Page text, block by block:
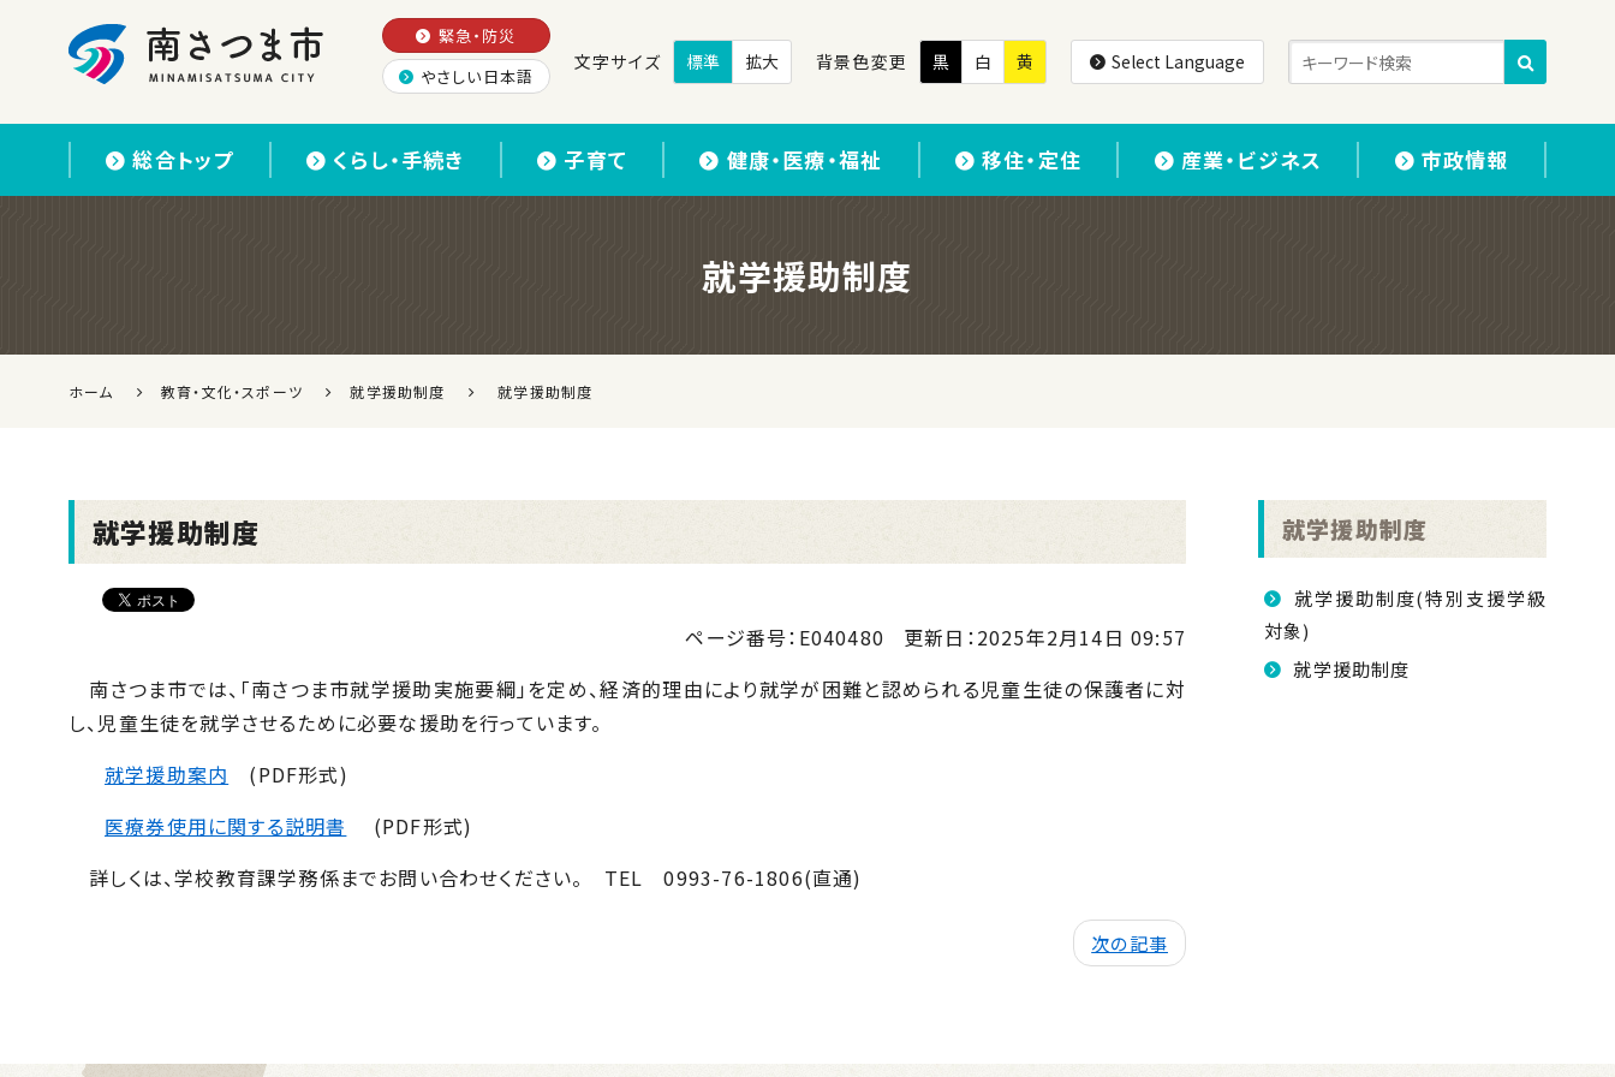
緊急・防災
やさしい日本語
文字サイズ 標準 拡大 背景色変更 黒 白 黄 Select Language
総合トップ くらし・手続き 子育て 健康・医療・福祉 移住・定住 産業・ビジネス 市政情報
就学援助制度
ホーム 教育・文化・スポーツ 就学援助制度 就学援助制度
就学援助制度
ページ番号：E040480 更新日：2025年2月14日 09:57
南さつま市では、「南さつま市就学援助実施要綱」を定め、経済的理由により就学が困難と認められる児童生徒の保護者に対
し、児童生徒を就学させるために必要な援助を行っています。
就学援助案内 (PDF形式)
医療券使用に関する説明書
(PDF形式)
詳しくは、学校教育課学務係までお問い合わせください。 TEL 0993-76-1806(直通)
次の記事
就学援助制度
就学援助制度(特別支援学級
対象)
就学援助制度